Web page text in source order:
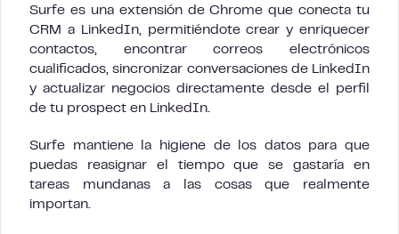
Surfe es una extensión de Chrome que conecta tu
CRM a LinkedIn, permitiéndote crear y enriquecer
contactos, encontrar correos electrónicos
cualificados, sincronizar conversaciones de LinkedIn
y actualizar negocios directamente desde el perfil
de tu prospect en LinkedIn.
Surfe mantiene la higiene de los datos para que
puedas reasignar el tiempo que se gastaría en
tareas mundanas a las cosas que realmente
importan.